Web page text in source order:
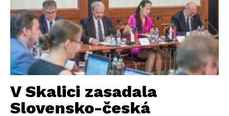
V Skalici zasadala
Slovensko-česká